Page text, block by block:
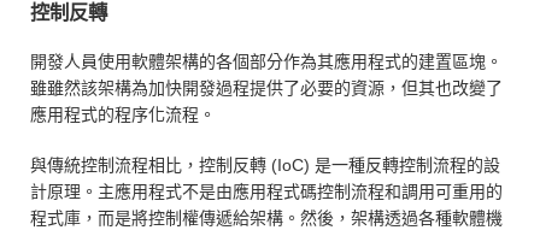
控制反轉
開發人員使用軟體架構的各個部分作為其應用程式的建置區塊。
雖雖然該架構為加快開發過程提供了必要的資源，但其也改變了
應用程式的程序化流程。
與傳統控制流程相比，控制反轉 (IoC) 是一種反轉控制流程的設
計原理。主應用程式不是由應用程式碼控制流程和調用可重用的
程式庫，而是將控制權傳遞給架構。然後，架構透過各種軟體機